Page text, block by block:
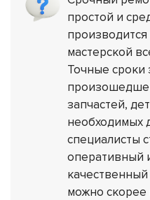
простой и
мастерской
Точные сроки
запчастей,
необходимых
специалисты
оперативный
можно